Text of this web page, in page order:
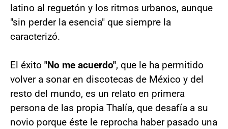
latino al reguetón y los ritmos urbanos, aunque
"sin perder la esencia" que siempre la
caracterizó.
El éxito "No me acuerdo", que le ha permitido
volver a sonar en discotecas de México y del
resto del mundo, es un relato en primera
persona de las propia Thalía, que desafía a su
novio porque éste le reprocha haber pasado una